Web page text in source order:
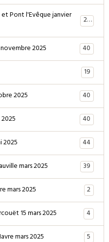
et Pont l'Evêque janvier
28
2025
40
19
2025
40
40
2025
44
mars 2025
39
mars 2025
2
15 mars 2025
4
mars 2025
5